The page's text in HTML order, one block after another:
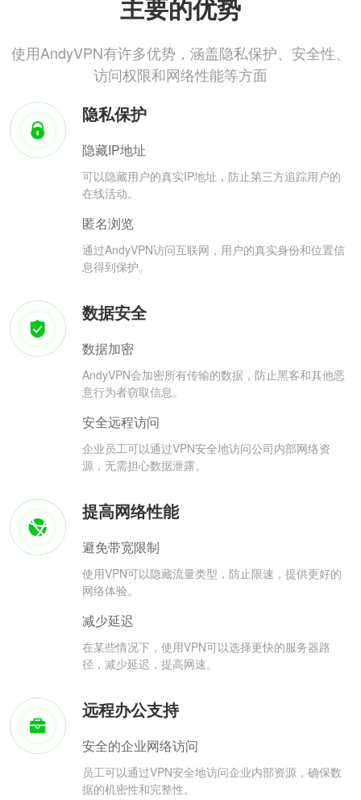
主要的优势
使用AndyVPN有许多优势，涵盖隐私保护、安全性、
访问权限和网络性能等方面
隐私保护
隐藏IP地址
可以隐藏用户的真实IP地址，防止第三方追踪用户的
在线活动。
匿名浏览
通过AndyVPN访问互联网，用户的真实身份和位置信
息得到保护。
数据安全
数据加密
AndyVPN会加密所有传输的数据，防止黑客和其他恶
意行为者窃取信息。
安全远程访问
企业员工可以通过VPN安全地访问公司内部网络资
源，无需担心数据泄露。
提高网络性能
避免带宽限制
使用VPN可以隐藏流量类型，防止限速，提供更好的
网络体验。
减少延迟
在某些情况下，使用VPN可以选择更快的服务器路
径，减少延迟，提高网速。
远程办公支持
安全的企业网络访问
员工可以通过VPN安全地访问企业内部资源，确保数
据的机密性和完整性。